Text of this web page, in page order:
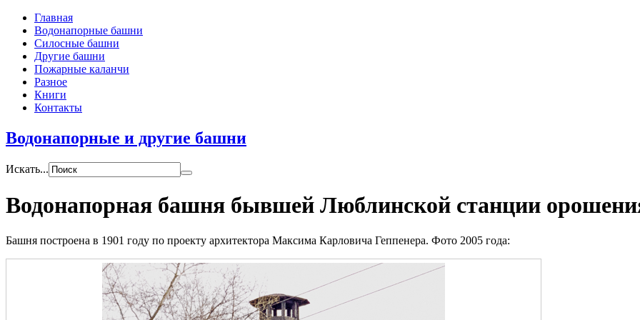
Главная
Водонапорные башни
Силосные башни
Другие башни
Пожарные каланчи
Разное
Книги
Контакты
Водонапорные и другие башни
Искать...
Водонапорная башня бывшей Люблинской станции
Башня построена в 1901 году по проекту архитектора Максима Карловича Геппенера. Фото 2005 года: